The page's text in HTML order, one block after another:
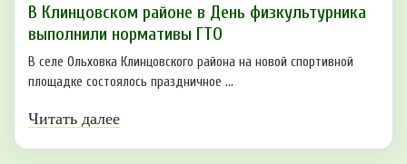
В Клинцовском районе в День физкультурника
выполнили нормативы ГТО
В селе Ольховка Клинцовского района на новой спортивной
площадке состоялось праздничное ...
Читать далее